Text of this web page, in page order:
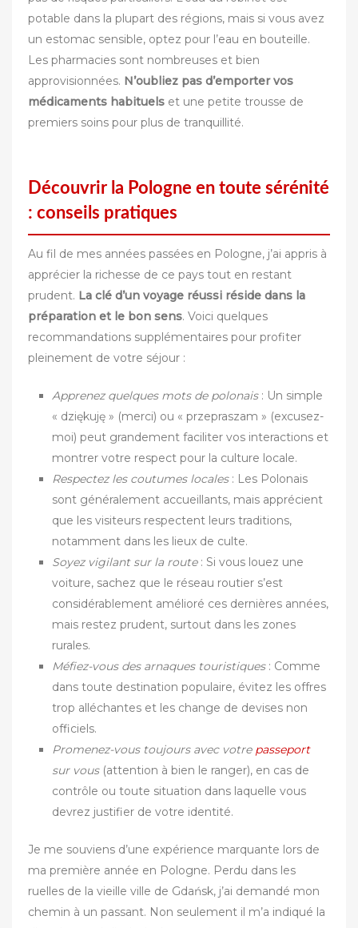
potable dans la plupart des régions, mais si vous avez
un estomac sensible, optez pour l’eau en bouteille.
Les pharmacies sont nombreuses et bien
approvisionnées. N’oubliez pas d’emporter vos
médicaments habituels et une petite trousse de
premiers soins pour plus de tranquillité.
Découvrir la Pologne en toute sérénité
: conseils pratiques
Au fil de mes années passées en Pologne, j’ai appris à
apprécier la richesse de ce pays tout en restant
prudent. La clé d’un voyage réussi réside dans la
préparation et le bon sens. Voici quelques
recommandations supplémentaires pour profiter
pleinement de votre séjour :
Apprenez quelques mots de polonais: Un simple
« dziękuję » (merci) ou « przepraszam » (excusez-
moi) peut grandement faciliter vos interactions et
montrer votre respect pour la culture locale.
Respectez les coutumes locales: Les Polonais
sont généralement accueillants, mais apprécient
que les visiteurs respectent leurs traditions,
notamment dans les lieux de culte.
Soyez vigilant sur la route: Si vous louez une
voiture, sachez que le réseau routier s’est
considérablement amélioré ces dernières années,
mais restez prudent, surtout dans les zones
rurales.
Méfiez-vous des arnaques touristiques: Comme
dans toute destination populaire, évitez les offres
trop alléchantes et les change de devises non
officiels.
Promenez-vous toujours avec votre passeport
sur vous(attention à bien le ranger), en cas de
contrôle ou toute situation dans laquelle vous
devrez justifier de votre identité.
Je me souviens d’une expérience marquante lors de
ma première année en Pologne. Perdu dans les
ruelles de la vieille ville de Gdańsk, j’ai demandé mon
chemin à un passant. Non seulement il m’a indiqué la